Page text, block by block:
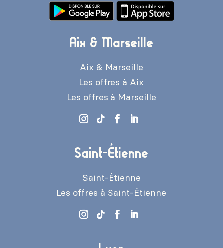
Aix & Marseille
Aix & Marseille
Les offres à Aix
Les offres à Marseille
Saint-Étienne
Saint-Étienne
Les offres à Saint-Étienne